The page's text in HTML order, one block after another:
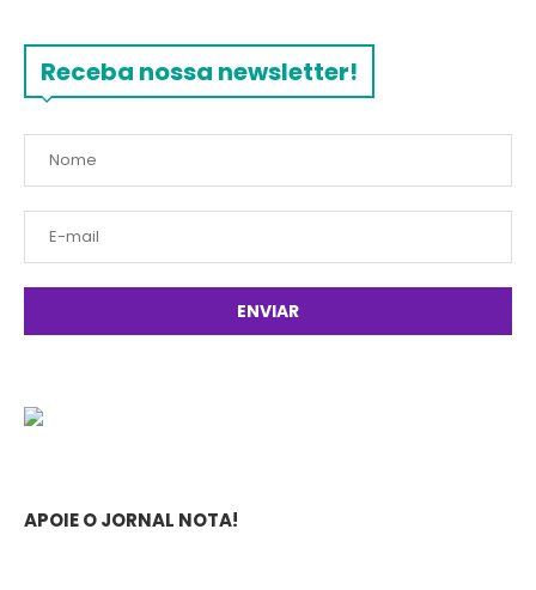
Receba nossa newsletter!
APOIE O JORNAL NOTA!